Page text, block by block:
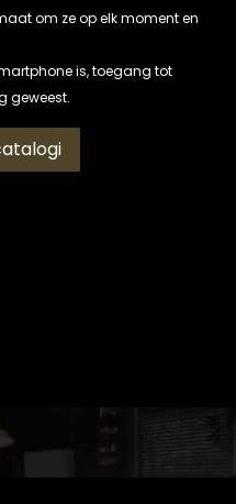
om ze op elk moment en
is, toegang tot
geweest.